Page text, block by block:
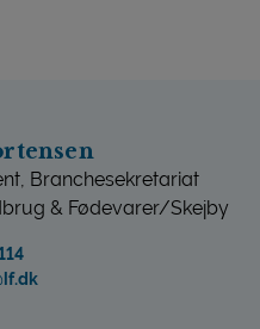
Branchesekretariat
& Fødevarer/Skejby